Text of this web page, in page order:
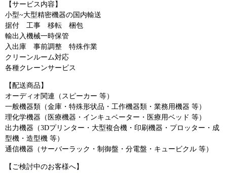
【サービス内容】
小型~大型精密機器の国内輸送
据付 工事 移転 梱包
輸出入機械一時保管
入出庫 事前調整 特殊作業
クリーンルーム対応
各種クレーンサービス
【配送商品】
オーディオ関連（スピーカー 等）
一般機器類（金庫・特殊形状品・工作機器類・業務用機器 等）
理化学機器（医療機器・インキュベーター・医療用ベッド 等）
出力機器（3Dプリンター・大型複合機・印刷機器・プロッター・成
型機・造型機 等）
通信機器（サーバーラック・制御盤・分電盤・キュービクル 等）
【ご検討中のお客様へ】